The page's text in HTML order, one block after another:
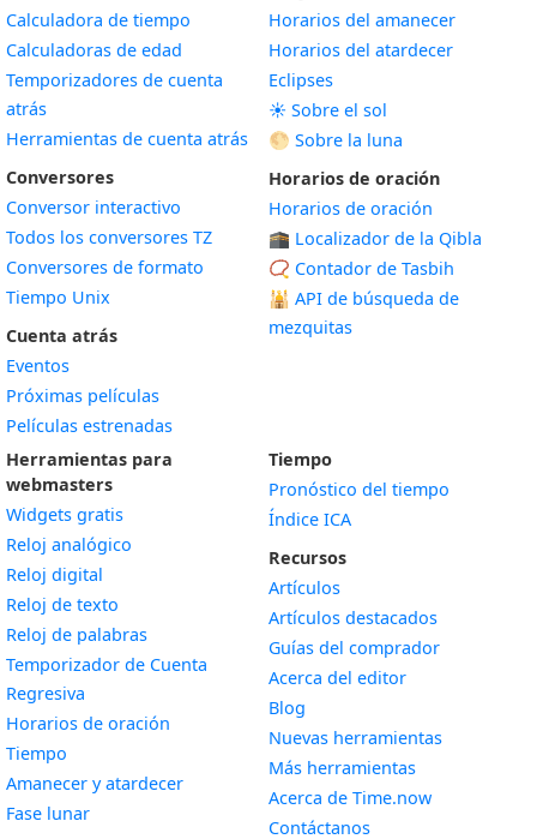
Calculadora de tiempo
Calculadoras de edad
Temporizadores de cuenta
atrás
Herramientas de cuenta atrás
Conversores
Conversor interactivo
Todos los conversores TZ
Conversores de formato
Tiempo Unix
Cuenta atrás
Eventos
Próximas películas
Películas estrenadas
Horarios del amanecer
Horarios del atardecer
Eclipses
☀️ Sobre el sol
🌕 Sobre la luna
Horarios de oración
Horarios de oración
🕋 Localizador de la Qibla
📿 Contador de Tasbih
🕌 API de búsqueda de
mezquitas
Herramientas para
webmasters
Widgets gratis
Reloj analógico
Reloj digital
Reloj de texto
Reloj de palabras
Temporizador de Cuenta
Regresiva
Horarios de oración
Tiempo
Amanecer y atardecerWidget
Fase lunarWidget
Tiempo
Pronóstico del tiempo
Índice ICA
Recursos
Artículos
Artículos destacados
Guías del comprador
Acerca del editor
Blog
Nuevas herramientas
Más herramientas
Acerca de Time.now
Contáctanos